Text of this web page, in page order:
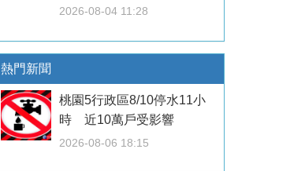
2026-08-04 11:28
熱門新聞
桃園5行政區8/10停水11小
時 近10萬戶受影響
2026-08-06 18:15